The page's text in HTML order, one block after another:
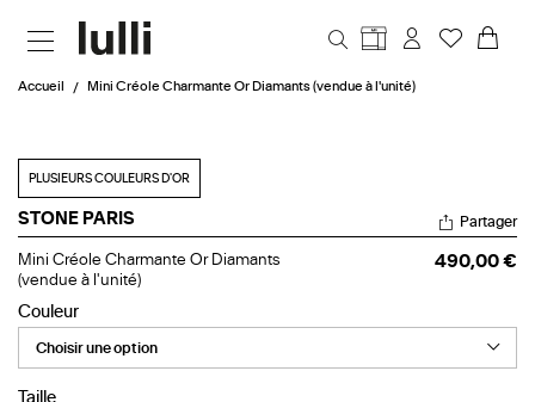
Accueil Mini Créole Charmante Or Diamants (vendue à l'unité)
PLUSIEURS COULEURS D'OR
STONE PARIS
Mini
Créole
Or
Diamants
(vendue
à
l'unité)
Partager
Mini Créole Charmante Or Diamants
(vendue à l'unité)
490,00 €
Couleur
Taille